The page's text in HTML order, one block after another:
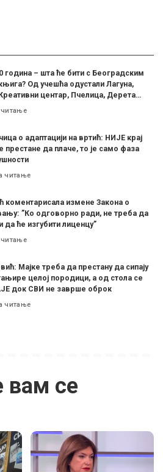
година – шта ће бити с Београдским
Од учешћа одустали Лагуна,
центар, Пчелица, Дерета…
о адаптацији на вртић: НИЈЕ крај
престане да плаче, то је само фаза
читање
коментарисала измене Закона о
”Ко одговорно ради, не треба да
да ће изгубити лиценцу”
Мајке треба да престану да сипају
целој породици, а од стола се
док СВИ не заврше оброк
читање
се